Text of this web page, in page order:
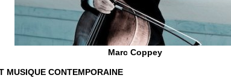
Marc Coppey
MUSIQUE CONTEMPORAINE